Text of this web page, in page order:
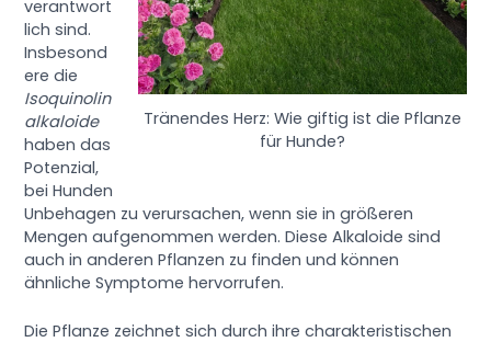
Tränendes Herz: Wie giftig ist die Pflanze
für Hunde?
verantwort
lich sind.
Insbesond
ere die
Isoquinolin
alkaloide
haben das
Potenzial,
bei Hunden
Unbehagen zu verursachen, wenn sie in größeren
Mengen aufgenommen werden. Diese Alkaloide sind
auch in anderen Pflanzen zu finden und können
ähnliche Symptome hervorrufen.
Die Pflanze zeichnet sich durch ihre charakteristischen